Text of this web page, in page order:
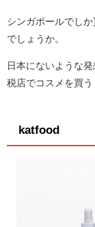
シンガポールでし
でしょうか。
日本にないような
税店でコスメを買う
katfood